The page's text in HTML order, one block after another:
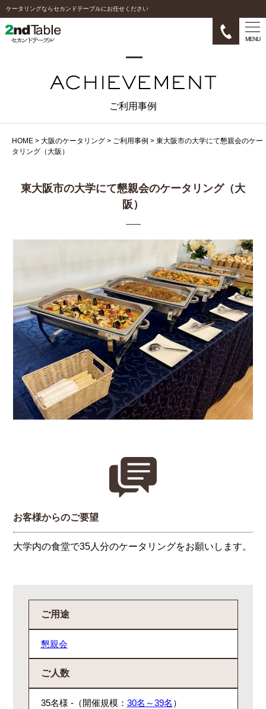
ケータリングならセカンドテーブルにお任せください
MENU
ご利用事例
HOME > 大阪のケータリング > ご利用事例 > 東大阪市の大学にて懇親会のケー
タリング（大阪）
東大阪市の大学にて懇親会のケータリング（大
阪）
お客様からのご要望
大学内の食堂で35人分のケータリングをお願いします。
ご用途
懇親会
ご人数
35名様 -（開催規模： 30名～39名 ）